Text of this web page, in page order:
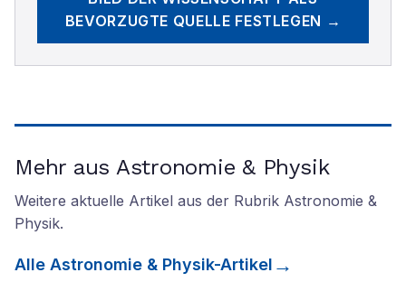
BEVORZUGTE QUELLE FESTLEGEN →
Mehr aus Astronomie & Physik
Weitere aktuelle Artikel aus der Rubrik Astronomie &
Physik.
Alle Astronomie & Physik-Artikel